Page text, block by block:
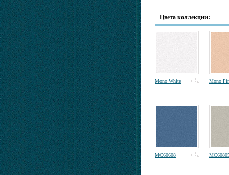
Цвета коллекции:
Mono White Mono
MC60608